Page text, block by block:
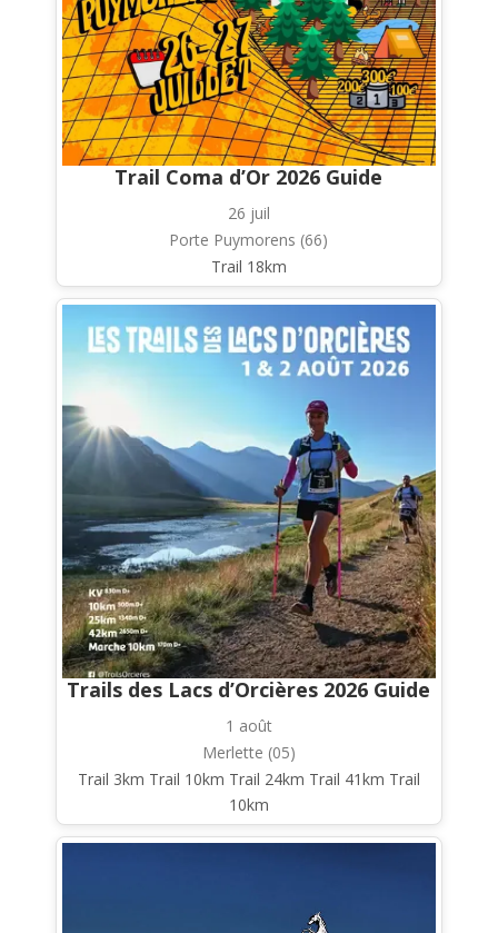
Trail Coma d’Or 2026 Guide
26 juil
Porte Puymorens (66)
Trail 18km
Trails des Lacs d’Orcières 2026 Guide
1 août
Merlette (05)
Trail 3km Trail 10km Trail 24km Trail 41km Trail
10km